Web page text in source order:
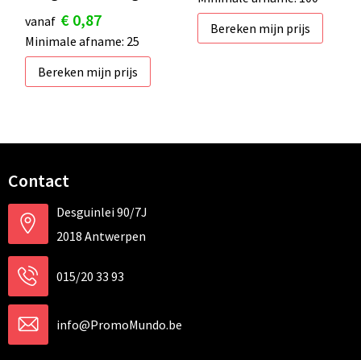
vanaf € 0,87
Minimale afname: 25
Bereken mijn prijs
Bereken mijn prijs
Contact
Desguinlei 90/7J
2018 Antwerpen
015/20 33 93
info@PromoMundo.be